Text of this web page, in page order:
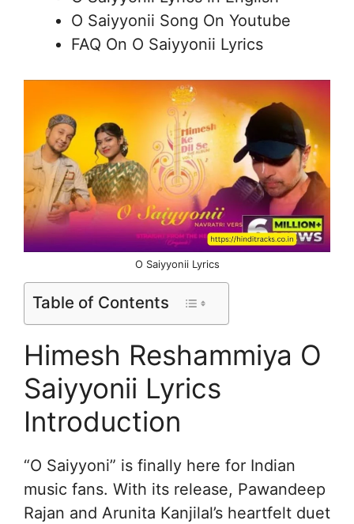
O Saiyyonii Song On Youtube
FAQ On O Saiyyonii Lyrics
O Saiyyonii Lyrics
Table of Contents
Himesh Reshammiya O
Saiyyonii Lyrics
Introduction
“O Saiyyoni” is finally here for Indian
music fans. With its release, Pawandeep
Rajan and Arunita Kanjilal’s heartfelt duet